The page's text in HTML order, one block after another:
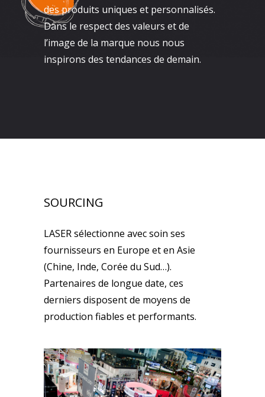
des produits uniques et personnalisés.
Dans le respect des valeurs et de
l’image de la marque nous nous
inspirons des tendances de demain.
SOURCING
LASER sélectionne avec soin ses
fournisseurs en Europe et en Asie
(Chine, Inde, Corée du Sud…).
Partenaires de longue date, ces
derniers disposent de moyens de
production fiables et performants.